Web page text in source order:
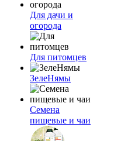
Для дачи и
огорода
Для питомцев
ЗелеНямы
Семена
пищевые и чаи